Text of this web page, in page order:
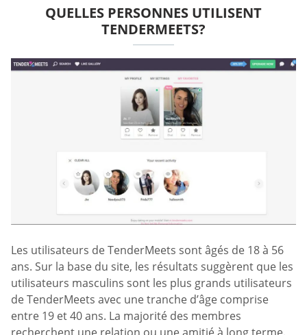
QUELLES PERSONNES UTILISENT
TENDERMEETS?
Les utilisateurs de TenderMeets sont âgés de 18 à 56
ans. Sur la base du site, les résultats suggèrent que les
utilisateurs masculins sont les plus grands utilisateurs
de TenderMeets avec une tranche d’âge comprise
entre 19 et 40 ans. La majorité des membres